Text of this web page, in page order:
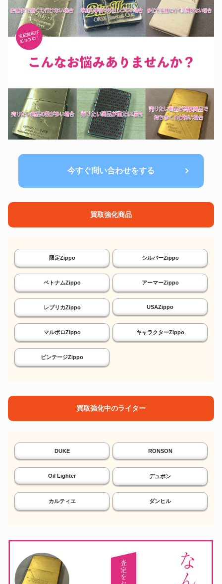
今すぐ問い合わせをする
買取強化商品
限定Zippo シルバーZippo
ベトナムZippo アーマーZippo
レプリカZippo USAZippo
マルボロZippo キャラクターZippo
ビンテージZippo
買取強化中のライター
DUKE RONSON
Oil Lighter デュポン
カルティエ ダンヒル